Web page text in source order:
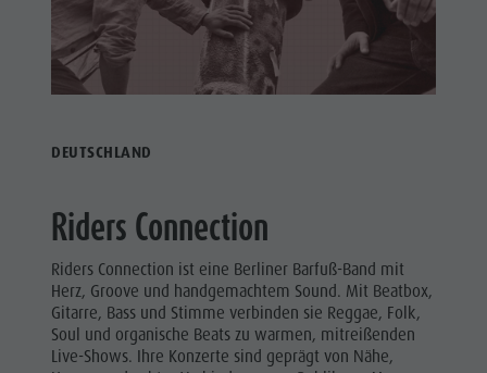
DEUTSCHLAND
Riders Connection
Riders Connection ist eine Berliner Barfuß-Band mit
Herz, Groove und handgemachtem Sound. Mit Beatbox,
Gitarre, Bass und Stimme verbinden sie Reggae, Folk,
Soul und organische Beats zu warmen, mitreißenden
Live-Shows. Ihre Konzerte sind geprägt von Nähe,